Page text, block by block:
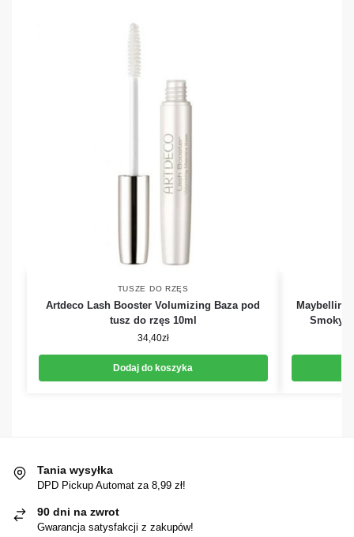
TUSZE DO RZĘS
Artdeco Lash Booster Volumizing Baza pod
tusz do rzęs 10ml
34,40zł
Dodaj do koszyka
Maybelline
Smoky
Tania wysyłka
DPD Pickup Automat za 8,99 zł!
90 dni na zwrot
Gwarancja satysfakcji z zakupów!